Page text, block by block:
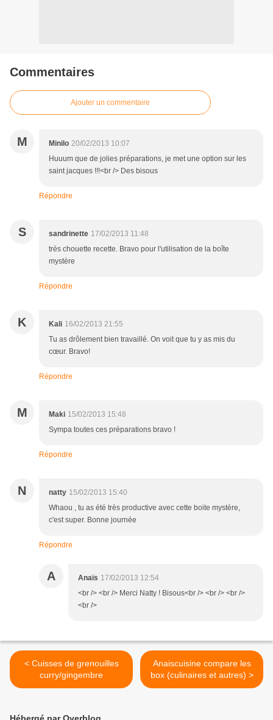
Commentaires
Ajouter un commentaire
M Minilo 20/02/2013 10:07
Huuum que de jolies préparations, je met une option sur les
saint jacques !!!<br /> Des bisous
Répondre
S sandrinette 17/02/2013 11:48
très chouette recette. Bravo pour l'utilisation de la boîte
mystère
Répondre
K Kali 16/02/2013 21:55
Tu as drôlement bien travaillé. On voit que tu y as mis du
cœur. Bravo!
Répondre
M Maki 15/02/2013 15:48
Sympa toutes ces préparations bravo !
Répondre
N natty 15/02/2013 15:40
Whaou , tu as été très productive avec cette boite mystère,
c'est super. Bonne journée
Répondre
A Anaïs 17/02/2013 12:54
<br /> <br /> Merci Natty ! Bisous<br /> <br /> <br />
<br />
< Cuisses de grenouilles
curry/gingembre
Anaiscuisine compare les
box (culinaires et autres) >